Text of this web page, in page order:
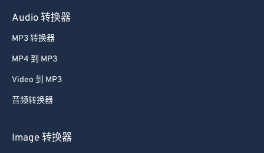
Audio 转换器
MP3 转换器
MP4 到 MP3
Video 到 MP3
音频转换器
Image 转换器